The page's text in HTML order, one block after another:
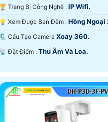
🏆 Trang Bị Công Nghệ : IP Wifi.
💡 Xem Được Ban Đêm : Hồng Ngoại
Hồng Ngoại Smart IR.
🗜️ Cấu Tạo Camera Xoay 360.
️📡 Đặt Điểm : Thu Âm Và Loa.